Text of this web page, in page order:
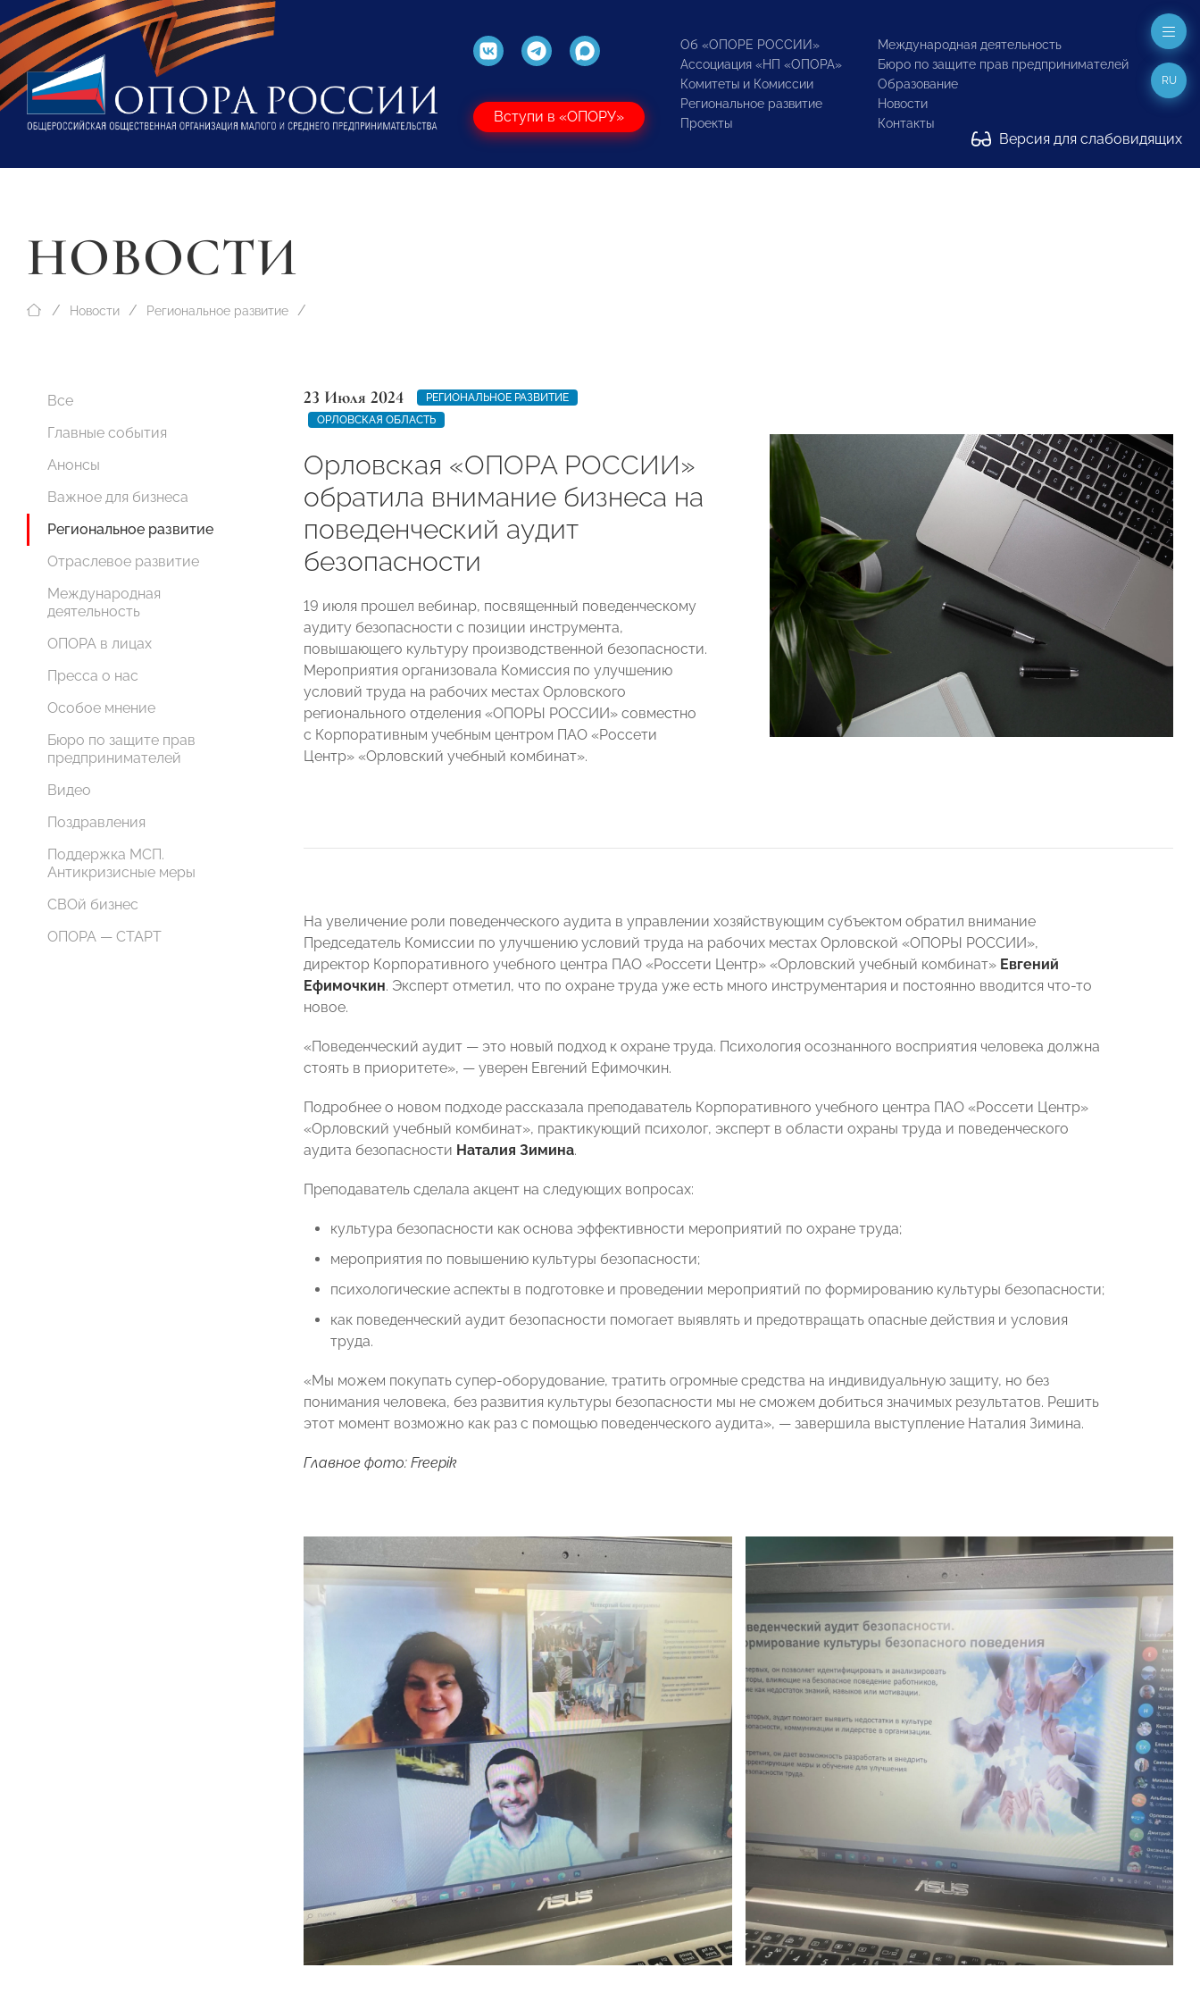
Вступи в «ОПОРУ»
Об «ОПОРЕ РОССИИ»
Ассоциация «НП «ОПОРА»
Комитеты и Комиссии
Региональное развитие
Проекты
Международная деятельность
Бюро по защите прав предпринимателей
Образование
Новости
Контакты
Версия для слабовидящих
RU
НОВОСТИ
Новости Региональное развитие
Все
Главные события
Анонсы
Важное для бизнеса
Региональное развитие
Отраслевое развитие
Международная
деятельность
ОПОРА в лицах
Пресса о нас
Особое мнение
Бюро по защите прав
предпринимателей
Видео
Поздравления
Поддержка МСП.
Антикризисные меры
СВОй бизнес
ОПОРА — СТАРТ
23 Июля 2024
РЕГИОНАЛЬНОЕ РАЗВИТИЕ
ОРЛОВСКАЯ ОБЛАСТЬ
Орловская «ОПОРА РОССИИ»
обратила внимание бизнеса на
поведенческий аудит
безопасности
19 июля прошел вебинар, посвященный поведенческому
аудиту безопасности с позиции инструмента,
повышающего культуру производственной безопасности.
Мероприятия организовала Комиссия по улучшению
условий труда на рабочих местах Орловского
регионального отделения «ОПОРЫ РОССИИ» совместно
с Корпоративным учебным центром ПАО «Россети
Центр» «Орловский учебный комбинат».
На увеличение роли поведенческого аудита в управлении хозяйствующим субъектом обратил внимание
Председатель Комиссии по улучшению условий труда на рабочих местах Орловской «ОПОРЫ РОССИИ»,
директор Корпоративного учебного центра ПАО «Россети Центр» «Орловский учебный комбинат» Евгений
Ефимочкин. Эксперт отметил, что по охране труда уже есть много инструментария и постоянно вводится что-то
новое.
«Поведенческий аудит — это новый подход к охране труда. Психология осознанного восприятия человека должна
стоять в приоритете», — уверен Евгений Ефимочкин.
Подробнее о новом подходе рассказала преподаватель Корпоративного учебного центра ПАО «Россети Центр»
«Орловский учебный комбинат», практикующий психолог, эксперт в области охраны труда и поведенческого
аудита безопасности Наталия Зимина.
Преподаватель сделала акцент на следующих вопросах:
культура безопасности как основа эффективности мероприятий по охране труда;
мероприятия по повышению культуры безопасности;
психологические аспекты в подготовке и проведении мероприятий по формированию культуры безопасности;
как поведенческий аудит безопасности помогает выявлять и предотвращать опасные действия и условия
труда.
«Мы можем покупать супер-оборудование, тратить огромные средства на индивидуальную защиту, но без
понимания человека, без развития культуры безопасности мы не сможем добиться значимых результатов. Решить
этот момент возможно как раз с помощью поведенческого аудита», — завершила выступление Наталия Зимина.
Главное фото: Freepik